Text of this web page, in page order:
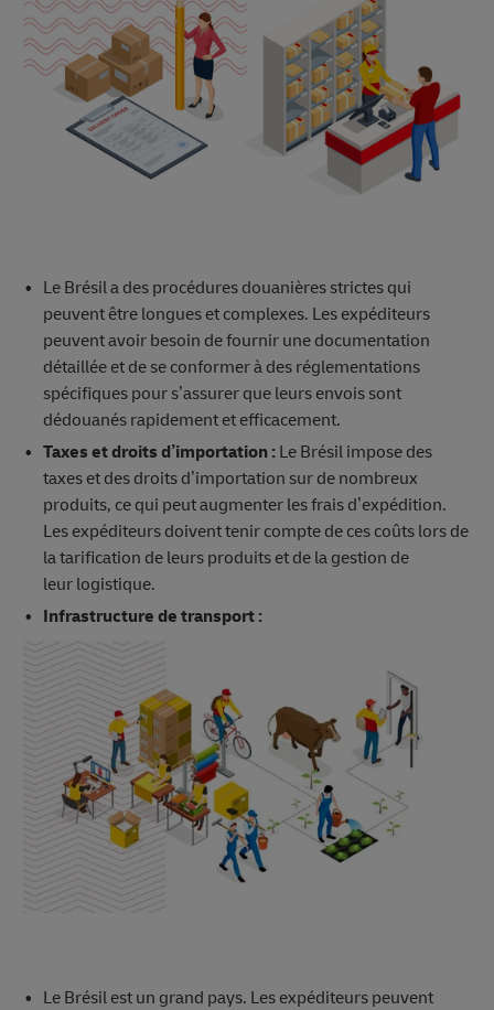
Le Brésil a des procédures douanières strictes qui
peuvent être longues et complexes. Les expéditeurs
peuvent avoir besoin de fournir une documentation
détaillée et de se conformer à des réglementations
spécifiques pour s’assurer que leurs envois sont
dédouanés rapidement et efficacement.
Taxes et droits d’importation :Le Brésil impose des
taxes et des droits d’importation sur de nombreux
produits, ce qui peut augmenter les frais d’expédition.
Les expéditeurs doivent tenir compte de ces coûts lors de
la tarification de leurs produits et de la gestion de
leur logistique.
Infrastructure de transport :
Le Brésil est un grand pays. Les expéditeurs peuvent